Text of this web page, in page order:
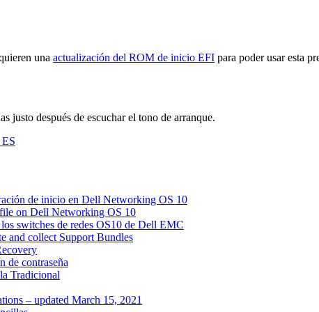
una actualización del ROM de inicio EFI para poder usar esta
justo después de escuchar el tono de arranque.
de inicio en Dell Networking OS 10
on Dell Networking OS 10
switches de redes OS10 de Dell EMC
and collect Support Bundles
de contraseña
Tradicional
– updated March 15, 2021